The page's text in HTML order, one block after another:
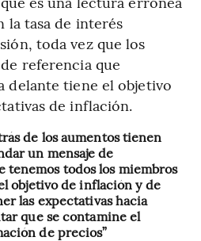
la tasa de interés
toda vez que los
referencia que
delante tiene el objetivo
de inflación.
de los aumentos tienen
un mensaje de
tenemos todos los miembros
objetivo de inflación y de
las expectativas hacia
que se contamine el
de precios”